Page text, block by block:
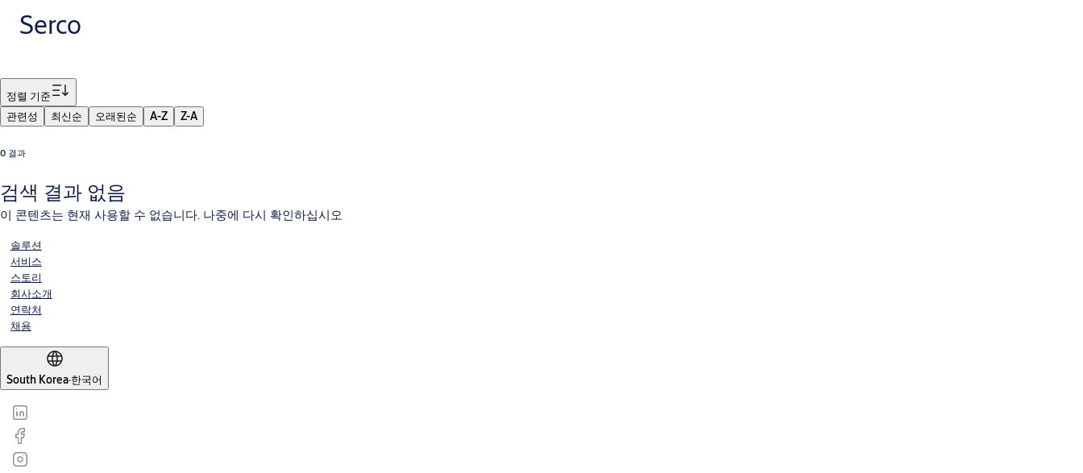
Serco
터
정렬 기준
관련성
최신순 오래된순 A-Z Z-A
0 결과
검색 결과 없음
이 콘텐츠는 현재 사용할 수 없습니다. 나중에 다시 확인하십시오
솔루션
서비스
스토리
회사소개
연락처
채용
South Korea·한국어